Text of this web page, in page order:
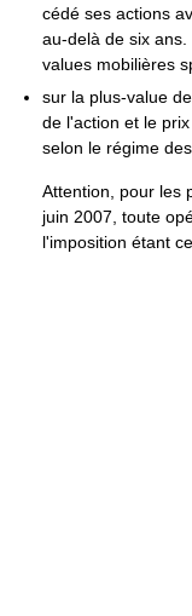
cédé ses actions
au-delà de six
values mobilières
sur la plus-value
de l'action et le
selon le régime
Attention, pour les
juin 2007, toute
l'imposition étant